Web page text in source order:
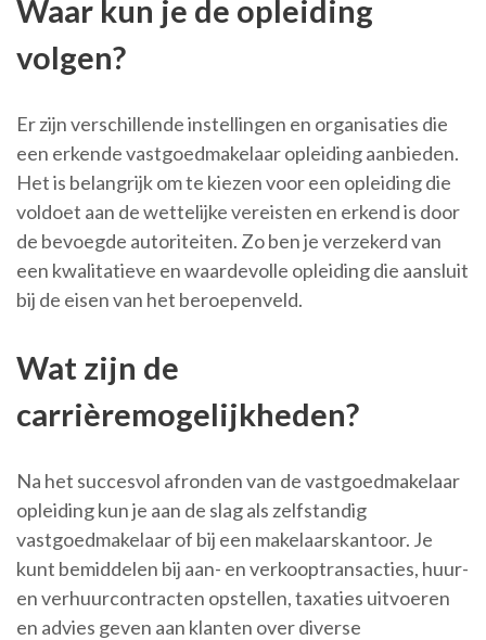
Waar kun je de opleiding
volgen?
Er zijn verschillende instellingen en organisaties die
een erkende vastgoedmakelaar opleiding aanbieden.
Het is belangrijk om te kiezen voor een opleiding die
voldoet aan de wettelijke vereisten en erkend is door
de bevoegde autoriteiten. Zo ben je verzekerd van
een kwalitatieve en waardevolle opleiding die aansluit
bij de eisen van het beroepenveld.
Wat zijn de
carrièremogelijkheden?
Na het succesvol afronden van de vastgoedmakelaar
opleiding kun je aan de slag als zelfstandig
vastgoedmakelaar of bij een makelaarskantoor. Je
kunt bemiddelen bij aan- en verkooptransacties, huur-
en verhuurcontracten opstellen, taxaties uitvoeren
en advies geven aan klanten over diverse